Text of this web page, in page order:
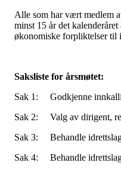
Alle som har vært medlem
minst 15 år det
økonomiske forpliktelser til
Saksliste for årsmøtet:
Sak 1: Godkjenne
Sak 2: Valg av dirigent,
Sak 3: Behandle
Sak 4: Behandle